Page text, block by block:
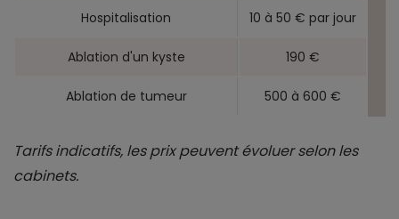
Hospitalisation 10 à 50 € par jour
Ablation d'un kyste 190 €
Ablation de tumeur 500 à 600 €
Tarifs indicatifs, les prix peuvent évoluer selon les
cabinets.